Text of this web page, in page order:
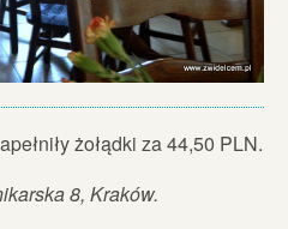
żołądki za 44,50 PLN.
8, Kraków.